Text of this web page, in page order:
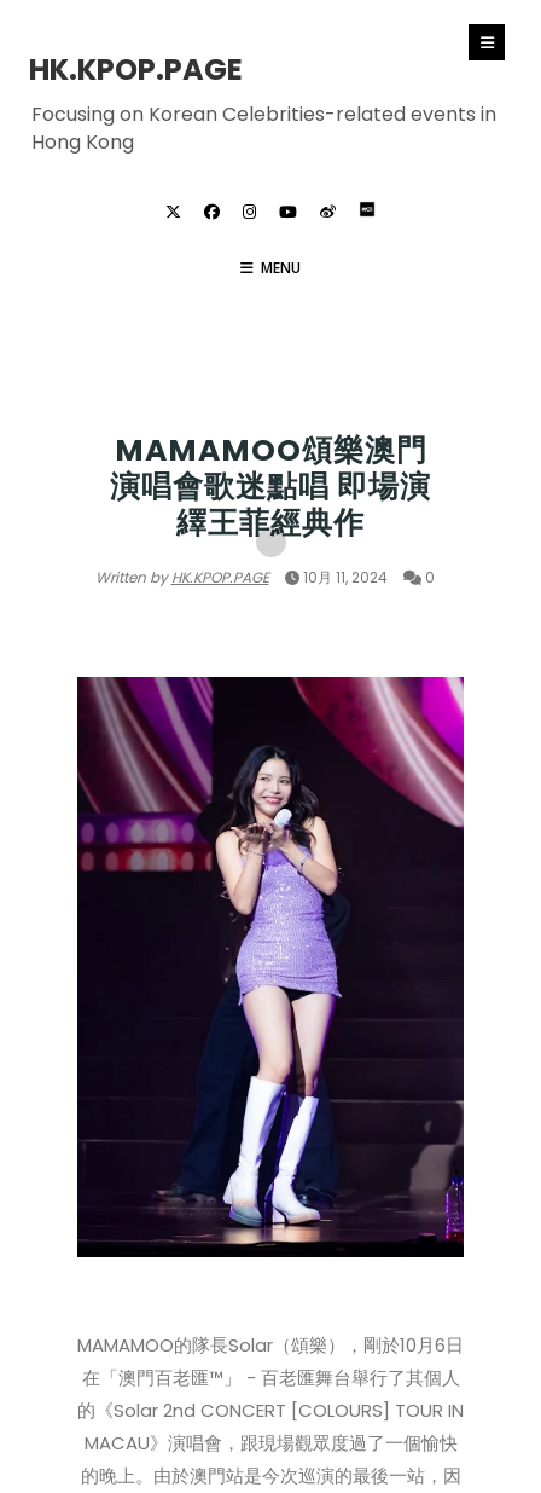
HK.KPOP.PAGE
Focusing on Korean Celebrities-related events in
Hong Kong
MENU
MAMAMOO頌樂澳門
演唱會歌迷點唱 即場演
繹王菲經典作
Written byHK.KPOP.PAGE 10月 11, 2024 0
MAMAMOO的隊長Solar（頌樂），剛於10月6日
在「澳門百老匯™」 - 百老匯舞台舉行了其個人
的《Solar 2nd CONCERT [COLOURS] TOUR IN
MACAU》演唱會，跟現場觀眾度過了一個愉快
的晚上。由於澳門站是今次巡演的最後一站，因